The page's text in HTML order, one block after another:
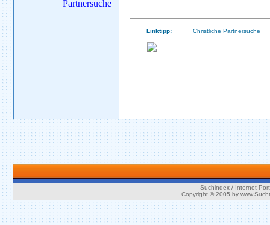
Linktipp: Christliche Partnersuche
Suchindex / Internet-
Copyright © 2005 by